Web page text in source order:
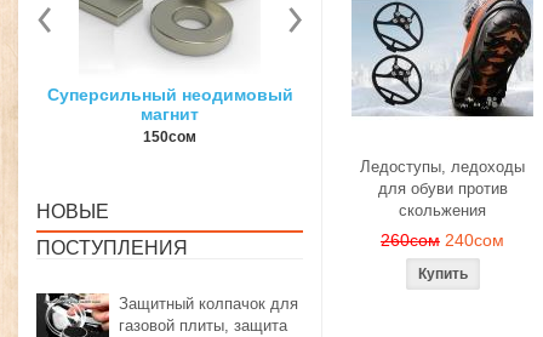
3D ручка для объемного
рисования
1350сом 1190сом
Загуститель волос
27гр
НОВЫЕ
ПОСТУПЛЕНИЯ
Защитный колпачок для
газовой плиты, защита
Ледоступы, ледоходы
для обуви против
скольжения
260сом 240сом